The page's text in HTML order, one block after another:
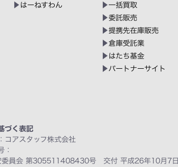
はーねすわん
一括買取
委託販売
提携先在庫販売
倉庫受託業
はたち基金
パートナーサイト
づく表記
コアスタッフ株式会社
：
委員会 第305511408430号 交付 平成26年10月7日